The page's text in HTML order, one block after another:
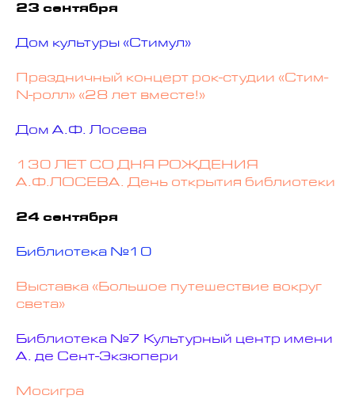
23 сентября
Дом культуры «Стимул»
Праздничный концерт рок-студии «Стим-
N-ролл» «28 лет вместе!»
Дом А.Ф. Лосева
130 ЛЕТ СО ДНЯ РОЖДЕНИЯ
А.Ф.ЛОСЕВА. День открытия библиотеки
24 сентября
Библиотека №10
Выставка «Большое путешествие вокруг
света»
Библиотека №7 Культурный центр имени
А. де Сент-Экзюпери
Мосигра